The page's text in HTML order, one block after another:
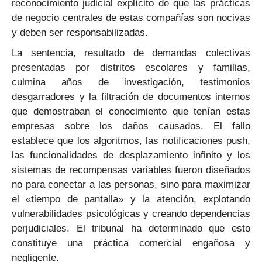
reconocimiento judicial explícito de que las prácticas
de negocio centrales de estas compañías son nocivas
y deben ser responsabilizadas.
La sentencia, resultado de demandas colectivas
presentadas por distritos escolares y familias,
culmina años de investigación, testimonios
desgarradores y la filtración de documentos internos
que demostraban el conocimiento que tenían estas
empresas sobre los daños causados. El fallo
establece que los algoritmos, las notificaciones push,
las funcionalidades de desplazamiento infinito y los
sistemas de recompensas variables fueron diseñados
no para conectar a las personas, sino para maximizar
el «tiempo de pantalla» y la atención, explotando
vulnerabilidades psicológicas y creando dependencias
perjudiciales. El tribunal ha determinado que esto
constituye una práctica comercial engañosa y
negligente.